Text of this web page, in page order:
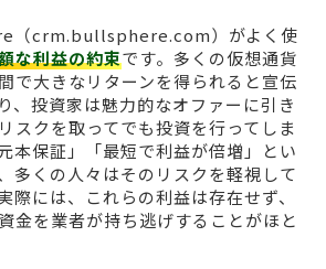
（crm.bullsphere.com）がよく使
な利益の約束です。多くの仮想通貨
で大きなリターンを得られると宣伝
、投資家は魅力的なオファーに引き
スクを取ってでも投資を行ってしま
本保証」「最短で利益が倍増」とい
多くの人々はそのリスクを軽視して
際には、これらの利益は存在せず、
金を業者が持ち逃げすることがほと